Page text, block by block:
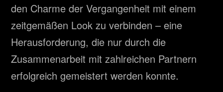
den Charme der Vergangenheit mit einem
zeitgemäßen Look zu verbinden – eine
Herausforderung, die nur durch die
Zusammenarbeit mit zahlreichen Partnern
erfolgreich gemeistert werden konnte.